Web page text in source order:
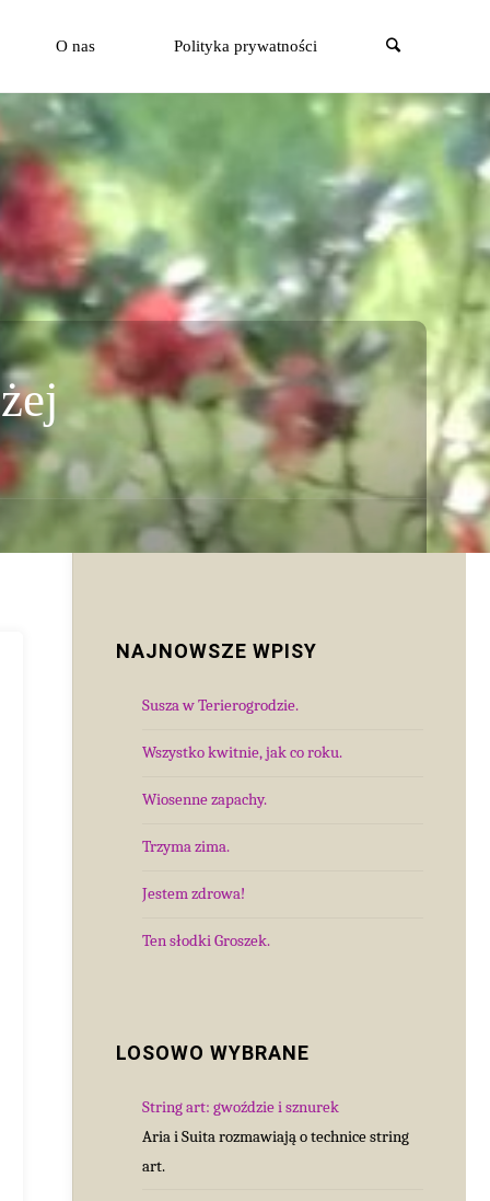
O nas Polityka prywatności
NAJNOWSZE WPISY
Susza w Terierogrodzie.
Wszystko kwitnie, jak co roku.
Wiosenne zapachy.
Trzyma zima.
Jestem zdrowa!
Ten słodki Groszek.
LOSOWO WYBRANE
String art: gwoździe i sznurek
Aria i Suita rozmawiają o technice string
art.